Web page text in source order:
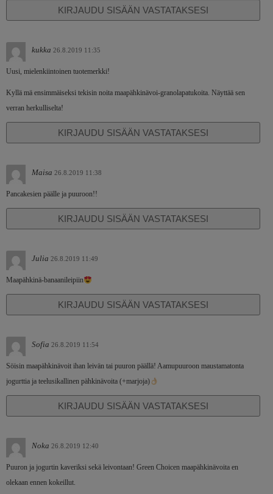
KIRJAUDU SISÄÄN VASTATAKSESI
kukka 26.8.2019 11:35
Uusi, mielenkiintoinen tuotemerkki!
Kyllä mä ensimmäiseksi tekisin noita maapähkinävoi-granolapatukoita. Näyttää sen
verran herkulliselta!
KIRJAUDU SISÄÄN VASTATAKSESI
Maisa 26.8.2019 11:38
Pancakesien päälle ja puuroon!!
KIRJAUDU SISÄÄN VASTATAKSESI
Julia 26.8.2019 11:49
Maapähkinä-banaanileipiin
KIRJAUDU SISÄÄN VASTATAKSESI
Sofia 26.8.2019 11:54
Söisin maapähkinävoit ihan leivän tai puuron päällä! Aamupuuroon maustamatonta
jogurttia ja teelusikallinen pähkinävoita (+marjoja)
KIRJAUDU SISÄÄN VASTATAKSESI
Noka 26.8.2019 12:40
Puuron ja jogurtin kaveriksi sekä leivontaan! Green Choicen maapähkinävoita en
olekaan ennen kokeillut.